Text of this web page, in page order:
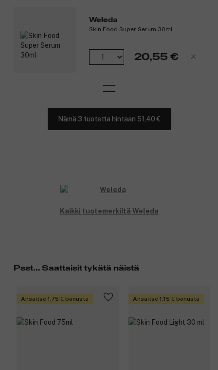
Weleda
Skin Food Super Serum 30ml
20,55 €
Nämä 3 tuotetta hintaan 51,40 €
Kaikki tuotemerkiltä Weleda
Psst... Saattaisit tykätä näistä
Ansaitse 1,75 € bonusta Ansaitse 1,15 € bonusta